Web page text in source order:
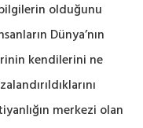
olduğunu
Dünya’nın
kendilerini ne
merkezi olan